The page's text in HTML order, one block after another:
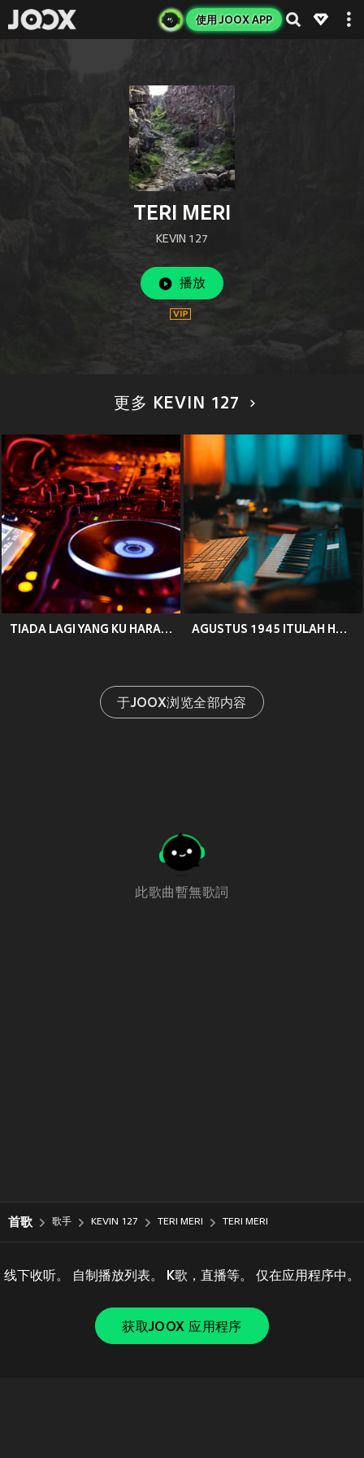
使用 JOOX APP
TERI MERI
KEVIN 127
播放
更多 KEVIN 127
TIADA LAGI YANG KU HARAPKAN AGUSTUS 1945 ITULAH HARI KEMERDEKAAN KITA
于JOOX浏览全部内容
此歌曲暫無歌詞
首歌 歌手 KEVIN 127 TERI MERI TERI MERI
线下收听。 自制播放列表。 K歌，直播等。 仅在应用程序中。
获取JOOX 应用程序